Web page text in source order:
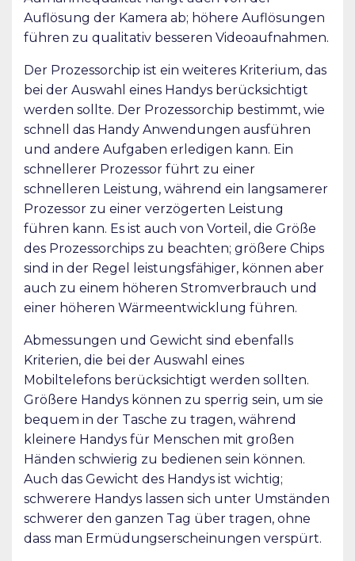
Auflösung der Kamera ab; höhere Auflösungen
führen zu qualitativ besseren Videoaufnahmen.
Der Prozessorchip ist ein weiteres Kriterium, das
bei der Auswahl eines Handys berücksichtigt
werden sollte. Der Prozessorchip bestimmt, wie
schnell das Handy Anwendungen ausführen
und andere Aufgaben erledigen kann. Ein
schnellerer Prozessor führt zu einer
schnelleren Leistung, während ein langsamerer
Prozessor zu einer verzögerten Leistung
führen kann. Es ist auch von Vorteil, die Größe
des Prozessorchips zu beachten; größere Chips
sind in der Regel leistungsfähiger, können aber
auch zu einem höheren Stromverbrauch und
einer höheren Wärmeentwicklung führen.
Abmessungen und Gewicht sind ebenfalls
Kriterien, die bei der Auswahl eines
Mobiltelefons berücksichtigt werden sollten.
Größere Handys können zu sperrig sein, um sie
bequem in der Tasche zu tragen, während
kleinere Handys für Menschen mit großen
Händen schwierig zu bedienen sein können.
Auch das Gewicht des Handys ist wichtig;
schwerere Handys lassen sich unter Umständen
schwerer den ganzen Tag über tragen, ohne
dass man Ermüdungserscheinungen verspürt.